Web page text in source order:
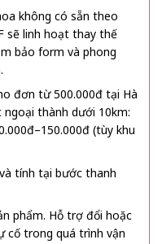
không có sẵn theo
sẽ linh hoạt thay thế
bảo form và phong
đơn từ 500.000đ tại Hà
ngoại thành dưới 10km:
(tùy khu
tính tại bước thanh
phẩm. Hỗ trợ đổi hoặc
cố trong quá trình vận